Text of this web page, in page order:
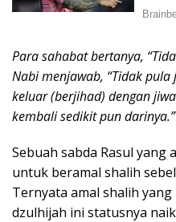
Para sahabat bertanya,
Nabi menjawab, “Tidak
keluar (berjihad) dengan
kembali sedikit pun
Sebuah sabda Rasul
untuk beramal shalih
Ternyata amal shalih
dzulhijah ini statusnya